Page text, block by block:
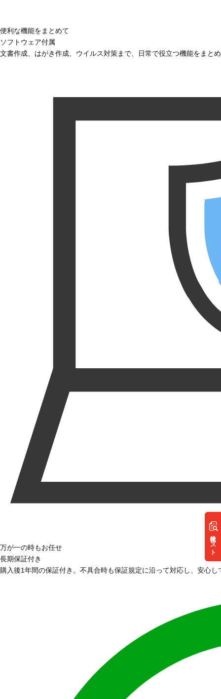
リスト
便利な機能をまとめて
ソフトウェア付属
文書作成、はがき作成、ウイルス対策まで、日常で役立つ機能をまと
万が一の時もお任せ
長期保証付き
購入後1年間の保証付き。不具合時も保証規定に沿って対応し、安心